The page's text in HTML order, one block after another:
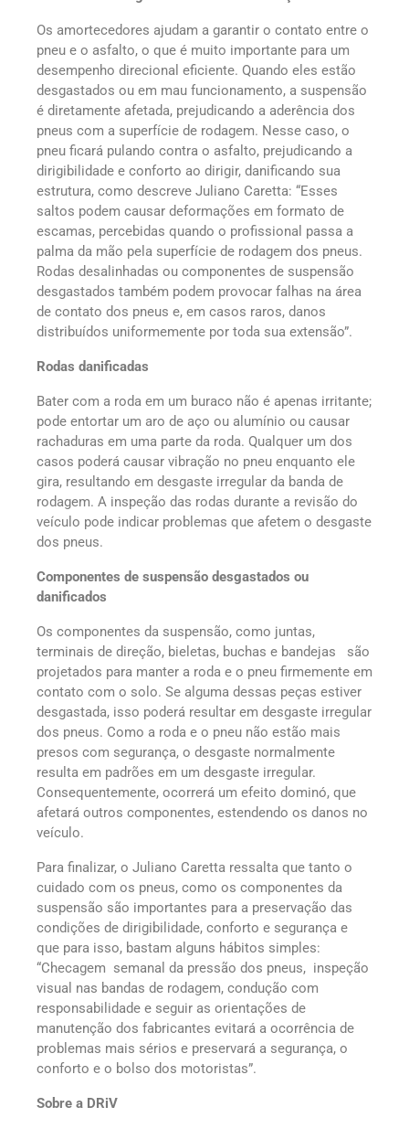
Os amortecedores ajudam a garantir o contato entre o
pneu e o asfalto, o que é muito importante para um
desempenho direcional eficiente. Quando eles estão
desgastados ou em mau funcionamento, a suspensão
é diretamente afetada, prejudicando a aderência dos
pneus com a superfície de rodagem. Nesse caso, o
pneu ficará pulando contra o asfalto, prejudicando a
dirigibilidade e conforto ao dirigir, danificando sua
estrutura, como descreve Juliano Caretta: “Esses
saltos podem causar deformações em formato de
escamas, percebidas quando o profissional passa a
palma da mão pela superfície de rodagem dos pneus.
Rodas desalinhadas ou componentes de suspensão
desgastados também podem provocar falhas na área
de contato dos pneus e, em casos raros, danos
distribuídos uniformemente por toda sua extensão”.
Rodas danificadas
Bater com a roda em um buraco não é apenas irritante;
pode entortar um aro de aço ou alumínio ou causar
rachaduras em uma parte da roda. Qualquer um dos
casos poderá causar vibração no pneu enquanto ele
gira, resultando em desgaste irregular da banda de
rodagem. A inspeção das rodas durante a revisão do
veículo pode indicar problemas que afetem o desgaste
dos pneus.
Componentes de suspensão desgastados ou
danificados
Os componentes da suspensão, como juntas,
terminais de direção, bieletas, buchas e bandejas são
projetados para manter a roda e o pneu firmemente em
contato com o solo. Se alguma dessas peças estiver
desgastada, isso poderá resultar em desgaste irregular
dos pneus. Como a roda e o pneu não estão mais
presos com segurança, o desgaste normalmente
resulta em padrões em um desgaste irregular.
Consequentemente, ocorrerá um efeito dominó, que
afetará outros componentes, estendendo os danos no
veículo.
Para finalizar, o Juliano Caretta ressalta que tanto o
cuidado com os pneus, como os componentes da
suspensão são importantes para a preservação das
condições de dirigibilidade, conforto e segurança e
que para isso, bastam alguns hábitos simples:
“Checagem semanal da pressão dos pneus, inspeção
visual nas bandas de rodagem, condução com
responsabilidade e seguir as orientações de
manutenção dos fabricantes evitará a ocorrência de
problemas mais sérios e preservará a segurança, o
conforto e o bolso dos motoristas”.
Sobre a DRiV